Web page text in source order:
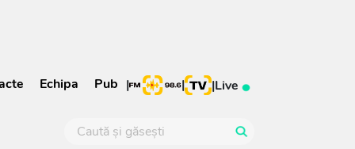
Echipa Pub | | |Live